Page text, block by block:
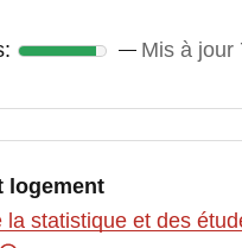
Mis à jour
logement
statistique et des